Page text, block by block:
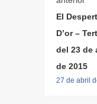
El
D’or –
del 23 de
de 2015
27 de abril